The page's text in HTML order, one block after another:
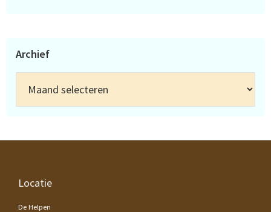
Archief
Footer
Locatie
De Helpen